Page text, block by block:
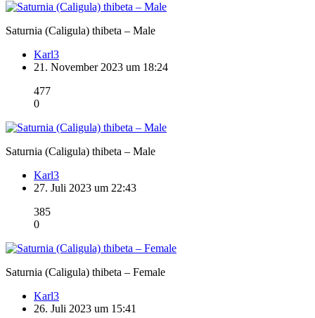
Saturnia (Caligula) thibeta – Male
Karl3
21. November 2023 um 18:24
477
0
Saturnia (Caligula) thibeta – Male
Karl3
27. Juli 2023 um 22:43
385
0
Saturnia (Caligula) thibeta – Female
Karl3
26. Juli 2023 um 15:41